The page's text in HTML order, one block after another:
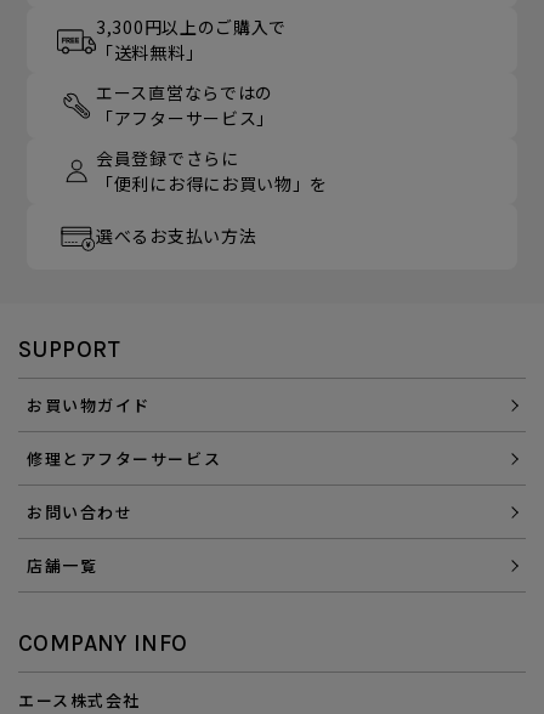
3,300円以上のご購入で
「送料無料」
エース直営ならではの
「アフターサービス」
会員登録でさらに
「便利にお得にお買い物」を
選べるお支払い方法
SUPPORT
お買い物ガイド
修理とアフターサービス
お問い合わせ
店舗一覧
COMPANY INFO
エース株式会社